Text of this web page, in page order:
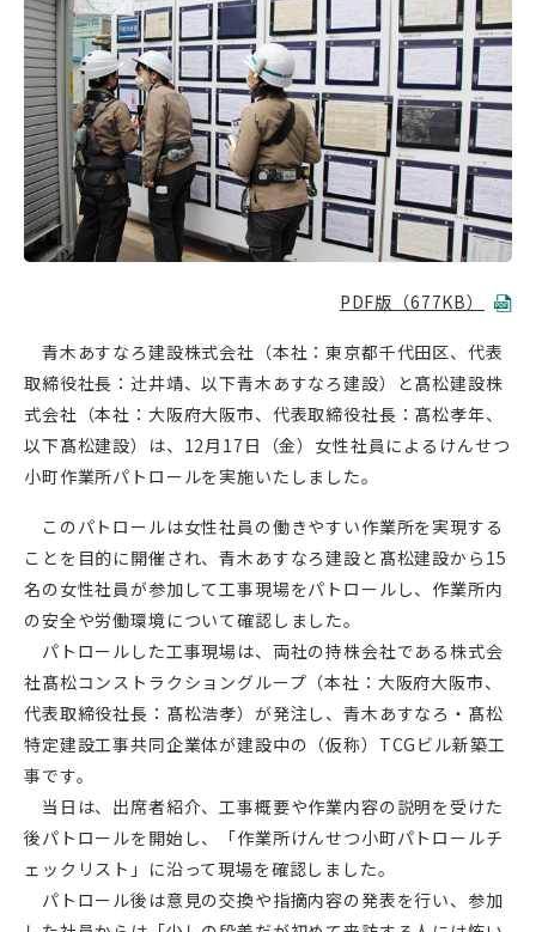
PDF版（677KB）
青木あすなろ建設株式会社（本社：東京都千代田区、代表
取締役社長：辻󠄀井靖、以下青木あすなろ建設）と髙松建設株
式会社（本社：大阪府大阪市、代表取締役社長：髙松孝年、
以下髙松建設）は、12月17日（金）女性社員によるけんせつ
小町作業所パトロールを実施いたしました。
このパトロールは女性社員の働きやすい作業所を実現する
ことを目的に開催され、青木あすなろ建設と髙松建設から15
名の女性社員が参加して工事現場をパトロールし、作業所内
の安全や労働環境について確認しました。
パトロールした工事現場は、両社の持株会社である株式会
社髙松コンストラクショングループ（本社：大阪府大阪市、
代表取締役社長：髙松浩孝）が発注し、青木あすなろ・髙松
特定建設工事共同企業体が建設中の（仮称）TCGビル新築工
事です。
当日は、出席者紹介、工事概要や作業内容の説明を受けた
後パトロールを開始し、「作業所けんせつ小町パトロールチ
ェックリスト」に沿って現場を確認しました。
パトロール後は意見の交換や指摘内容の発表を行い、参加